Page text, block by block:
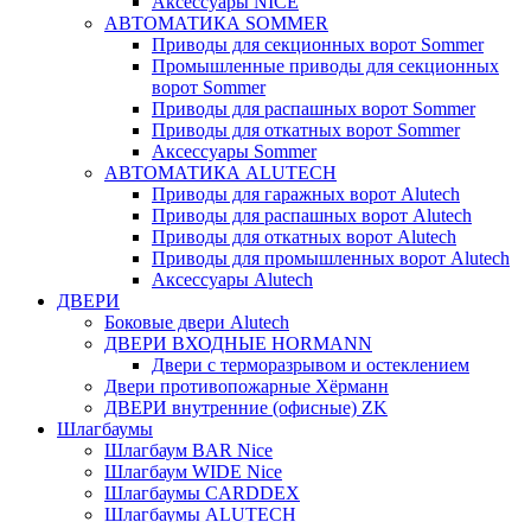
АВТОМАТИКА SOMMER
Приводы для секционных ворот Sommer
Промышленные приводы для секционных
ворот Sommer
Приводы для распашных ворот Sommer
Приводы для откатных ворот Sommer
Аксессуары Sommer
АВТОМАТИКА ALUTECH
Приводы для гаражных ворот Alutech
Приводы для распашных ворот Alutech
Приводы для откатных ворот Alutech
Приводы для промышленных ворот Alutech
Аксессуары Alutech
ДВЕРИ
Боковые двери Alutech
ДВЕРИ ВХОДНЫЕ HORMANN
Двери с терморазрывом и остеклением
Двери противопожарные Хёрманн
ДВЕРИ внутренние (офисные) ZK
Шлагбаумы
Шлагбаум BAR Nice
Шлагбаум WIDE Nice
Шлагбаумы CARDDEX
Шлагбаумы ALUTECH